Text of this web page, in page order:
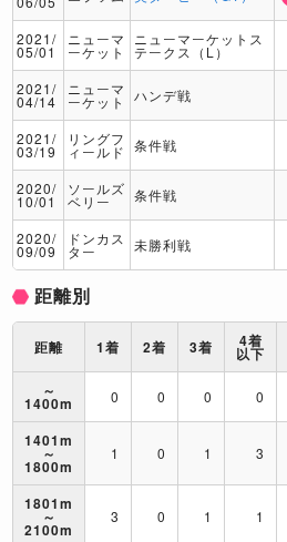
2021/
05/01
ニューマ
ーケット
ニューマーケットス
テークス（L）
2021/
04/14
ニューマ
ーケット ハンデ戦
2021/
03/19
リングフ
ィールド 条件戦
2020/
10/01
ソールズ
ベリー 条件戦
2020/
09/09
ドンカス
ター 未勝利戦
距離別
距離 1着 2着 3着 4着
以下
～
1400m 0 0 0 0
1401m
～
1800m
1 0 1 3
1801m
～
2100m
3 0 1 1